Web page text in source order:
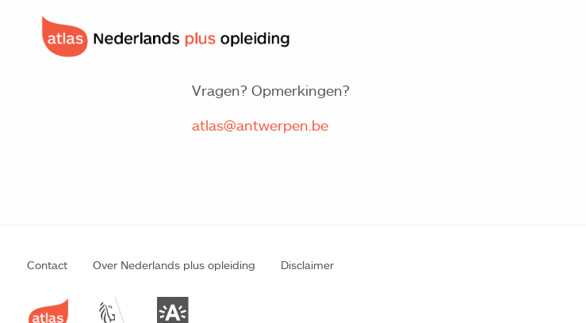
Vragen? Opmerkingen?
atlas@antwerpen.be
Contact Over Nederlands plus opleiding Disclaimer